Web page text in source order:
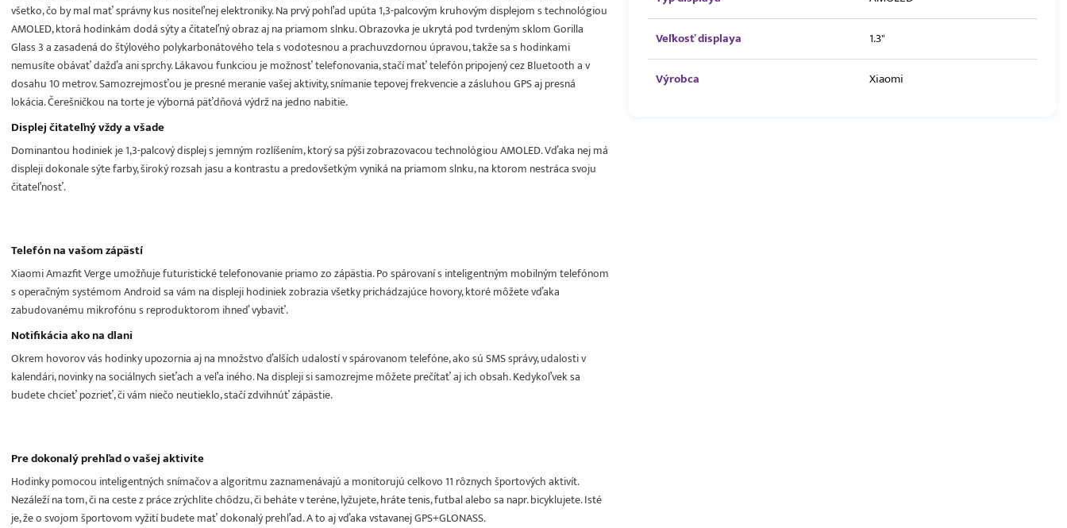
všetko, čo by mal mať správny kus nositeľnej elektroniky. Na prvý pohľad upúta 1,3-palcovým kruhovým displejom s technológiou
AMOLED, ktorá hodinkám dodá sýty a čitateľný obraz aj na priamom slnku. Obrazovka je ukrytá pod tvrdeným sklom Gorilla
Glass 3 a zasadená do štýlového polykarbonátového tela s vodotesnou a prachuvzdornou úpravou, takže sa s hodinkami
nemusíte obávať dažďa ani sprchy. Lákavou funkciou je možnosť telefonovania, stačí mať telefón pripojený cez Bluetooth a v
dosahu 10 metrov. Samozrejmosťou je presné meranie vašej aktivity, snímanie tepovej frekvencie a zásluhou GPS aj presná
lokácia. Čerešničkou na torte je výborná päťdňová výdrž na jedno nabitie.
Displej čitateľný vždy a všade
Dominantou hodiniek je 1,3-palcový displej s jemným rozlíšením, ktorý sa pýši zobrazovacou technológiou AMOLED. Vďaka nej má
displeji dokonale sýte farby, široký rozsah jasu a kontrastu a predovšetkým vyniká na priamom slnku, na ktorom nestráca svoju
čitateľnosť.
Telefón na vašom zápästí
Xiaomi Amazfit Verge umožňuje futuristické telefonovanie priamo zo zápästia. Po spárovaní s inteligentným mobilným telefónom
s operačným systémom Android sa vám na displeji hodiniek zobrazia všetky prichádzajúce hovory, ktoré môžete vďaka
zabudovanému mikrofónu s reproduktorom ihneď vybaviť.
Notifikácia ako na dlani
Okrem hovorov vás hodinky upozornia aj na množstvo ďalších udalostí v spárovanom telefóne, ako sú SMS správy, udalosti v
kalendári, novinky na sociálnych sieťach a veľa iného. Na displeji si samozrejme môžete prečítať aj ich obsah. Kedykoľvek sa
budete chcieť pozrieť, či vám niečo neutieklo, stačí zdvihnúť zápästie.
Pre dokonalý prehľad o vašej aktivite
Hodinky pomocou inteligentných snímačov a algoritmu zaznamenávajú a monitorujú celkovo 11 rôznych športových aktivít.
Nezáleží na tom, či na ceste z práce zrýchlite chôdzu, či beháte v teréne, lyžujete, hráte tenis, futbal alebo sa napr. bicyklujete. Isté
je, že o svojom športovom vyžití budete mať dokonalý prehľad. A to aj vďaka vstavanej GPS+GLONASS.
Veľkosť displaya 1.3"
Výrobca Xiaomi